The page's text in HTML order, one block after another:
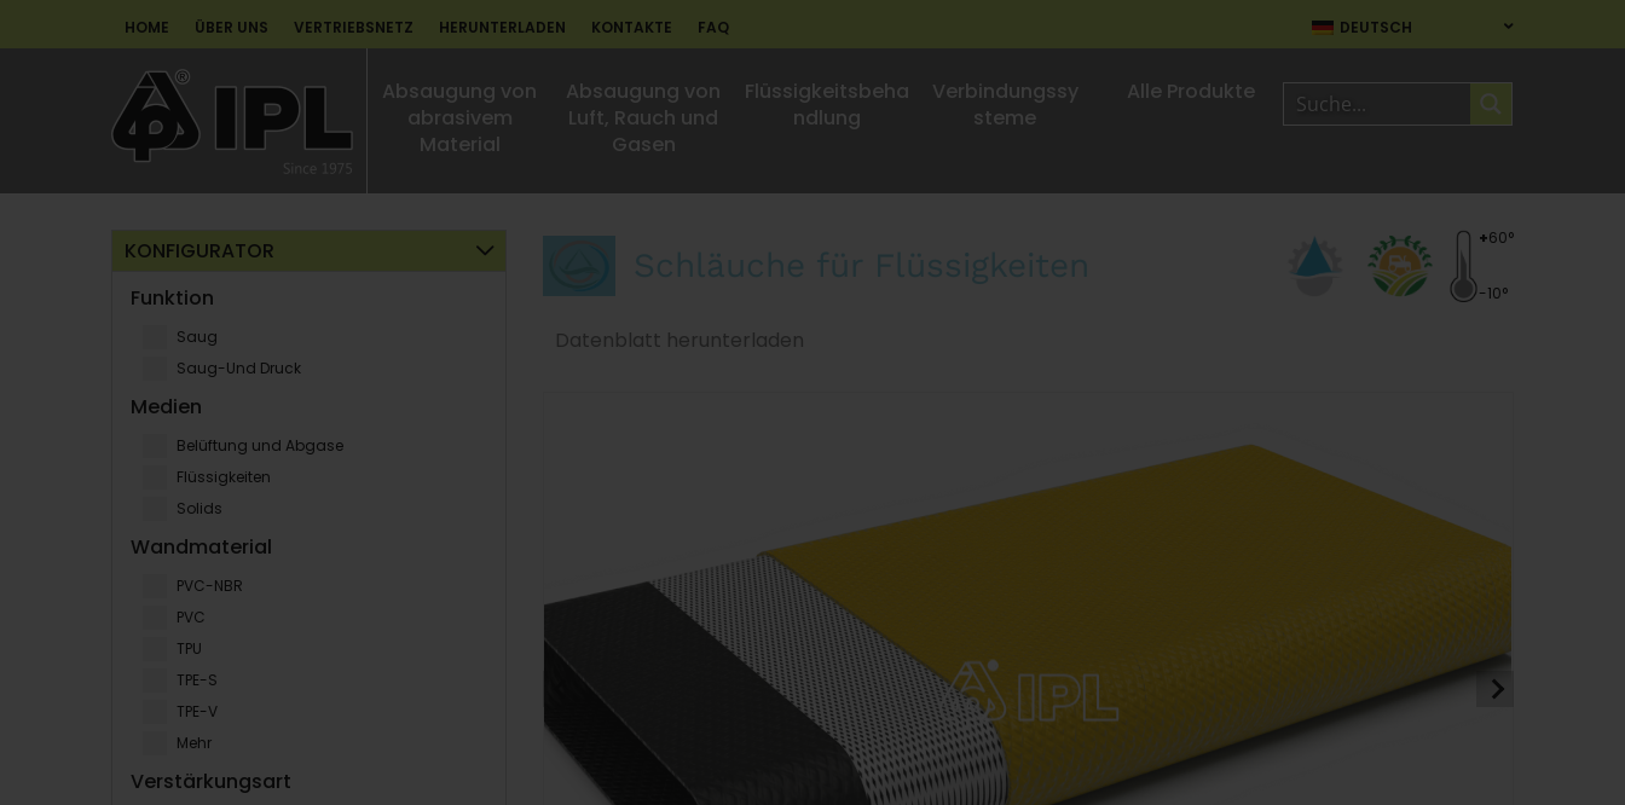
DEUTSCH
HOME ÜBER UNS VERTRIEBSNETZ HERUNTERLADEN KONTAKTE FAQ
Absaugung von
abrasivem
Material
Absaugung von
Luft, Rauch und
Gasen
Flüssigkeitsbeha
ndlung
Verbindungssy
steme
Alle Produkte
KONFIGURATOR
Funktion
Saug
Saug-Und Druck
Medien
Belüftung und Abgase
Flüssigkeiten
Solids
Wandmaterial
PVC-NBR
PVC
TPU
TPE-S
TPE-V
Mehr
Verstärkungsart
Schläuche für Flüssigkeiten
+60°
-10°
Datenblatt herunterladen